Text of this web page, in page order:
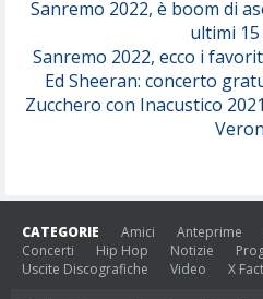
Sanremo 2022, è boom di
ultimi
Sanremo 2022, ecco i
Ed Sheeran: concerto
Zucchero con Inacustico
CATEGORIE Amici Anteprime
Concerti
Hip Hop Notizie
Uscite Discografiche
Video X